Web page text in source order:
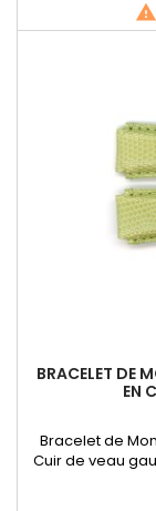

BRACELET DE
EN
Bracelet de
Cuir de veau
belles